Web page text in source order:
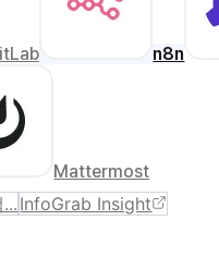
n8n
Mattermost
InfoGrab Insight